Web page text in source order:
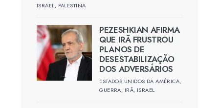
ISRAEL, PALESTINA
PEZESHKIAN AFIRMA
QUE IRÃ FRUSTROU
PLANOS DE
DESESTABILIZAÇÃO
DOS ADVERSÁRIOS
ESTADOS UNIDOS DA AMÉRICA,
GUERRA, IRÃ, ISRAEL